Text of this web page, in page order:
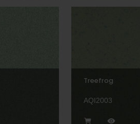
Treefrog
AQI2003